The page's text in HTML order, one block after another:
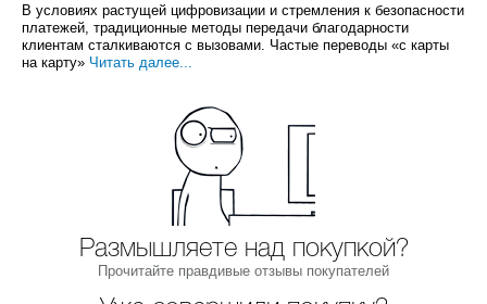
В условиях растущей цифровизации и стремления к безопасности
платежей, традиционные методы передачи благодарности
клиентам сталкиваются с вызовами. Частые переводы «с карты
на карту» Читать далее...
Размышляете над покупкой?
Прочитайте правдивые отзывы покупателей